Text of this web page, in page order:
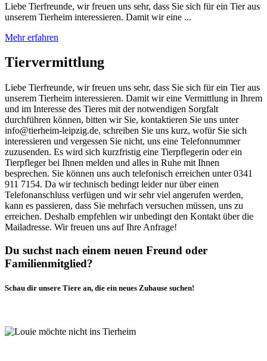
Liebe Tierfreunde, wir freuen uns sehr, dass Sie sich für ein Tier aus
unserem Tierheim interessieren. Damit wir eine ...
Mehr erfahren
Tiervermittlung
Liebe Tierfreunde, wir freuen uns sehr, dass Sie sich für ein Tier aus
unserem Tierheim interessieren. Damit wir eine Vermittlung in Ihrem
und im Interesse des Tieres mit der notwendigen Sorgfalt
durchführen können, bitten wir Sie, kontaktieren Sie uns unter
info@tierheim-leipzig.de, schreiben Sie uns kurz, wofür Sie sich
interessieren und vergessen Sie nicht, uns eine Telefonnummer
zuzusenden. Es wird sich kurzfristig eine Tierpflegerin oder ein
Tierpfleger bei Ihnen melden und alles in Ruhe mit Ihnen
besprechen. Sie können uns auch telefonisch erreichen unter 0341
911 7154. Da wir technisch bedingt leider nur über einen
Telefonanschluss verfügen und wir sehr viel angerufen werden,
kann es passieren, dass Sie mehrfach versuchen müssen, uns zu
erreichen. Deshalb empfehlen wir unbedingt den Kontakt über die
Mailadresse. Wir freuen uns auf Ihre Anfrage!
Du suchst nach einem neuen Freund oder
Familienmitglied?
Schau dir unsere Tiere an, die ein neues Zuhause suchen!